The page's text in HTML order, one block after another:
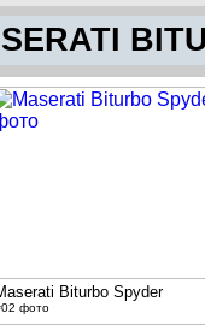
Biturbo Spyder
фото